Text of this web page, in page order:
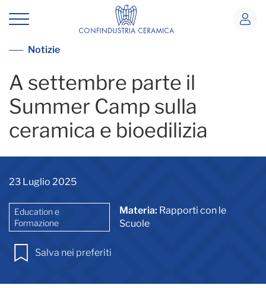
Summer Camp
Vai alla lista notizie
Notizie
A settembre parte il
Summer Camp sulla
ceramica e bioedilizia
23 Luglio 2025
Education e
Formazione
Materia: Rapporti con le
Scuole
Salva nei preferiti